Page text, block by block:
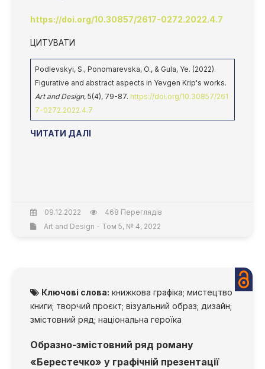
https://doi.org/10.30857/2617-0272.2022.4.7
ЦИТУВАТИ
Podlevskyi, S., Ponomarevska, O., & Gula, Ye. (2022).
Figurative and abstract aspects in Yevgen Krip's works.
Art and Design, 5(4), 79-87. https://doi.org/10.30857/261
7-0272.2022.4.7
ЧИТАТИ ДАЛІ
09.12.2022
468 Переглядів
Art and Design - Том 5, № 4, 2022
Ключові слова: книжкова графіка; мистецтво
книги; творчий проєкт; візуальний образ; дизайн;
змістовний ряд; національна героїка
Образно-змістовний ряд роману
«Берестечко» у графічній презентації